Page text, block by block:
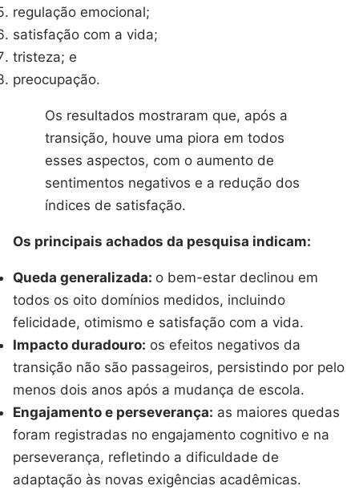
regulação emocional;
satisfação com a vida;
tristeza; e
preocupação.
Os resultados mostraram que, após a
transição, houve uma piora em todos
esses aspectos, com o aumento de
sentimentos negativos e a redução dos
índices de satisfação.
Os principais achados da pesquisa indicam:
Queda generalizada: o bem-estar declinou em
todos os oito domínios medidos, incluindo
felicidade, otimismo e satisfação com a vida.
Impacto duradouro: os efeitos negativos da
transição não são passageiros, persistindo por pelo
menos dois anos após a mudança de escola.
Engajamento e perseverança: as maiores quedas
foram registradas no engajamento cognitivo e na
perseverança, refletindo a dificuldade de
adaptação às novas exigências acadêmicas.